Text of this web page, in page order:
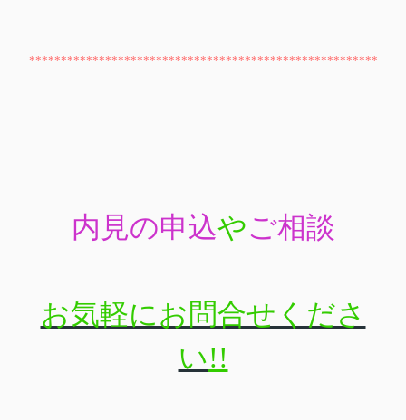
*******************************************************
内見の申込やご相談
お気軽にお問合せくださ
い!!